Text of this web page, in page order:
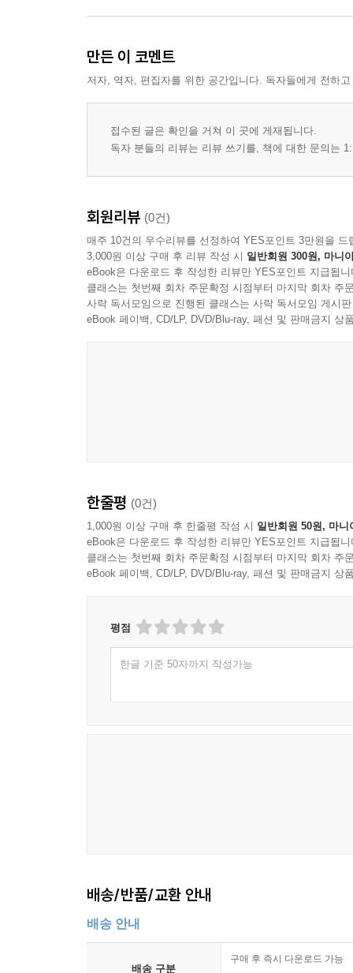
만든 이 코멘트
저자, 역자, 편집자를 위한 공간입니다. 독자들에게 전하
접수된 글은 확인을 거쳐 이 곳에 게재됩니다.
독자 분들의 리뷰는 리뷰 쓰기를, 책에 대한 문의는
회원리뷰 (0건)
매주 10건의 우수리뷰를 선정하여 YES포인트 3만원을 드
3,000원 이상 구매 후 리뷰 작성 시 일반회원 300원, 마니
eBook은 다운로드 후 작성한 리뷰만 YES포인트 지급됩니
클래스는 첫번째 회차 주문확정 시점부터 마지막 회차 주
사락 독서모임으로 진행된 클래스는 사락 독서모임 게시
eBook 페이백, CD/LP, DVD/Blu-ray, 패션 및 판매금지 상
한줄평 (0건)
1,000원 이상 구매 후 한줄평 작성 시 일반회원 50원, 마니
eBook은 다운로드 후 작성한 리뷰만 YES포인트 지급됩니
클래스는 첫번째 회차 주문확정 시점부터 마지막 회차 주
eBook 페이백, CD/LP, DVD/Blu-ray, 패션 및 판매금지 상
평점
한글 기준 50자까지 작성가능
배송/반품/교환 안내
배송 안내
배송 구분
구매 후 즉시 다운로드 가능